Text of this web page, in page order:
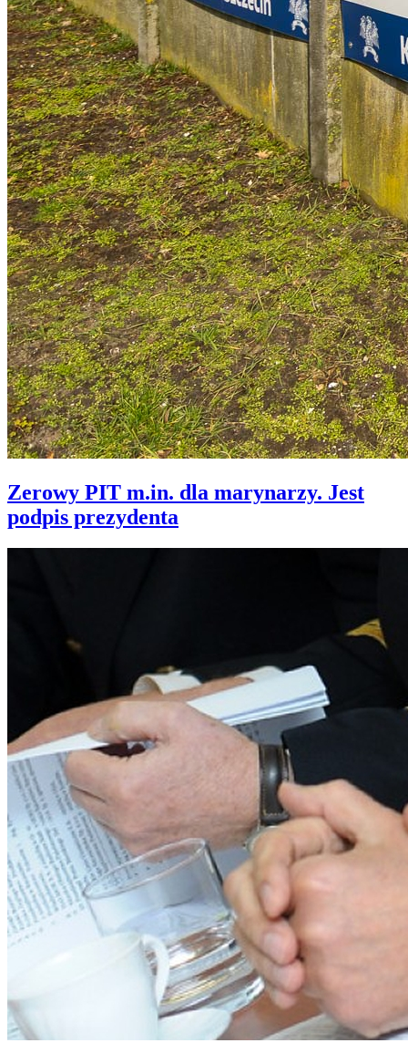
Zerowy PIT m.in. dla marynarzy. Jest
podpis prezydenta